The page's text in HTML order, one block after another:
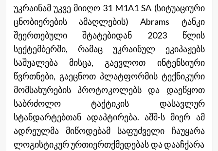
უკრაინამ უკვე მიიღო 31 M1A1 SA (სიტუაციური
ცნობიერების ამაღლების) Abrams ტანკი
შეერთებული შტატებიდან 2023 წლის
სექტემბერში, რამაც უკრაინულ ეკიპაჟებს
საშუალება მისცა, გაევლოთ ინტენსიური
წვრთნები, გაეცნოთ პლატფორმის ტექნიკური
მომსახურების პროტოკოლებს და დაეწყოთ
საბრძოლო ტაქტიკის დასავლურ
სტანდარტებთან ადაპტირება. აშშ-ს მიერ ამ
ადრეულმა მიწოდებამ საფუძველი ჩაუყარა
ლოგისტიკურ ურთიერთქმედებას და დააჩქარა